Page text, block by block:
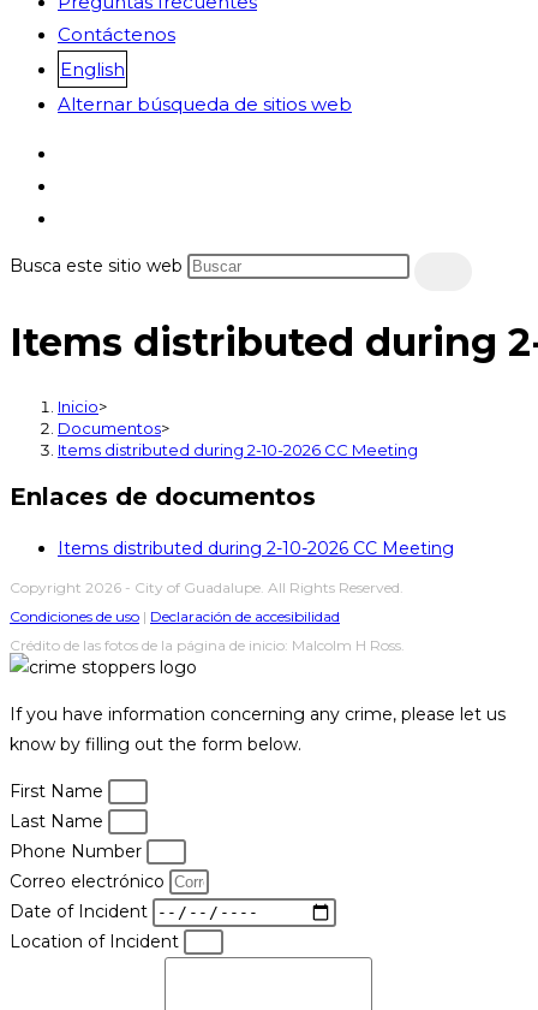
Contáctenos
English
Alternar búsqueda de sitios web
Busca este sitio web
Items distributed during
Inicio>
Documentos>
Items distributed during 2-10-2026 CC Meeting
Enlaces de documentos
Items distributed during 2-10-2026 CC Meeting
Copyright 2026 - City of Guadalupe. All Rights Reserved.
Condiciones de uso | Declaración de accesibilidad
Crédito de las fotos de la página de inicio: Malcolm H Ross.
If you have information concerning any crime, please let us
know by filling out the form below.
First Name
Last Name
Phone Number
Correo electrónico
Date of Incident
Location of Incident